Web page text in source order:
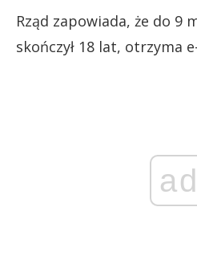
Rząd zapowiada, że do 9
skończył 18 lat, otrzyma
ad